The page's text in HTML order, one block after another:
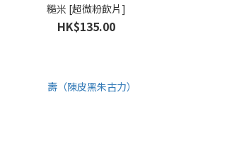
糙米 [超微粉飲片]
HK$135.00